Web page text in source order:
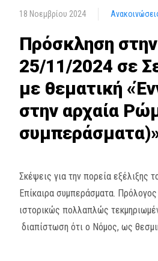
18 Νοεμβρίου 2024
Πρόσκληση
25/11/2024 σε
με θεματική
στην αρχαία
Σκέψεις για την πορεία εξέλιξης
Επίκαιρα συμπεράσματα.
ιστορικώς πολλαπλώς
διαπίστωση ότι ο Νόμος, ως